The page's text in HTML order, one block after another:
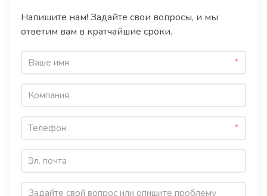
Напишите нам! Задайте свои вопросы, и мы
ответим вам в кратчайшие сроки.